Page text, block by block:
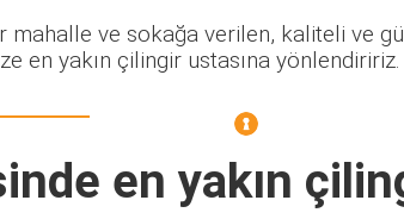
mahalle ve sokağa verilen, kaliteli ve
en yakın çilingir ustasına yönlendiririz.
en yakın